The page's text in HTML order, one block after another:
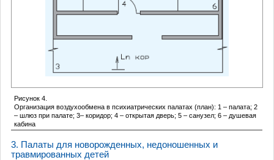
Рисунок 4.
Организация воздухообмена в психиатрических палатах (план): 1 – палата; 2
– шлюз при палате; 3– коридор; 4 – открытая дверь; 5 – санузел; 6 – душевая
кабина
3. Палаты для новорожденных, недоношенных и
травмированных детей